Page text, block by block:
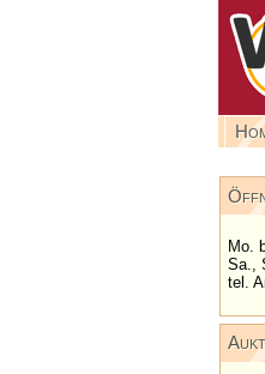
Mo.
Sa.,
tel.